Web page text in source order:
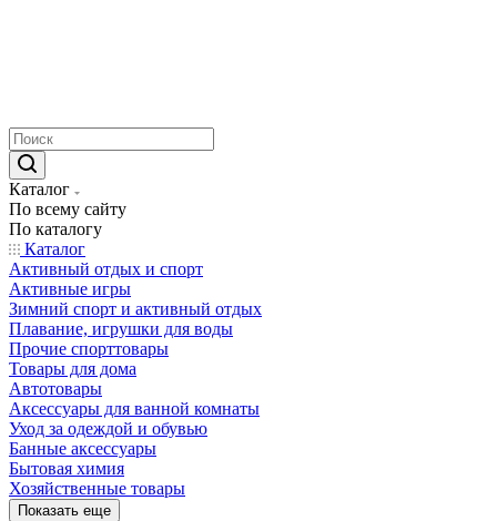
Каталог
По всему сайту
По каталогу
Каталог
Активный отдых и спорт
Активные игры
Зимний спорт и активный отдых
Плавание, игрушки для воды
Прочие спорттовары
Товары для дома
Автотовары
Аксессуары для ванной комнаты
Уход за одеждой и обувью
Банные аксессуары
Бытовая химия
Хозяйственные товары
Показать еще